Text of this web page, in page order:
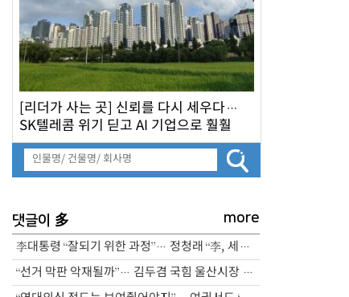
[리더가 사는 곳] 신뢰를 다시 세우다…
SK텔레콤 위기 딛고 AI 기업으로 훨훨
댓글이 多 more
李대통령 “잘되기 위한 과정”… 정청래 “李, 세계적인 지도자”
“선거 막판 악재될까”… 김두겸 국힘 울산시장 후보 ‘기자 폭행’ 논란